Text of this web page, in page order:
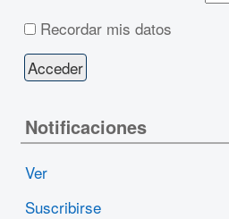
Recordar mis datos
Notificaciones
Ver
Suscribirse